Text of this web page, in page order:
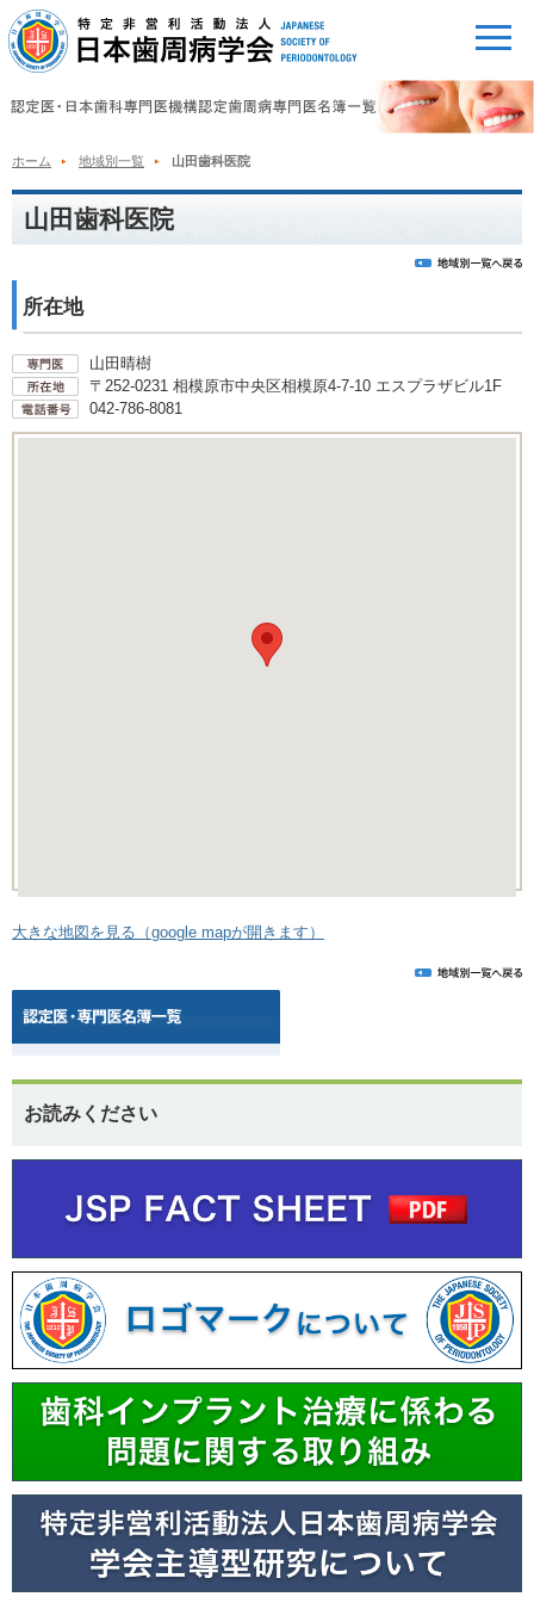
ホーム 地域別一覧 山田歯科医院
山田歯科医院
所在地
山田晴樹
〒252-0231 相模原市中央区相模原4-7-10 エスプラザビル1F
042-786-8081
大きな地図を見る（google mapが開きます）
お読みください